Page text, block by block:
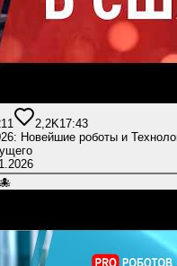
2,2K17:43
Новейшие роботы и
🐙